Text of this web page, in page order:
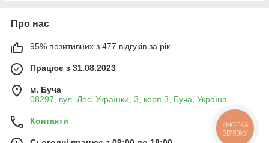
Про нас
95% позитивних з 477 відгуків за рік
Працює з 31.08.2023
м. Буча
08297, вул. Лесі Українки, 3, корп.3, Буча, Україна
Контакти
КНОПКА
ЗВ'ЯЗКУ